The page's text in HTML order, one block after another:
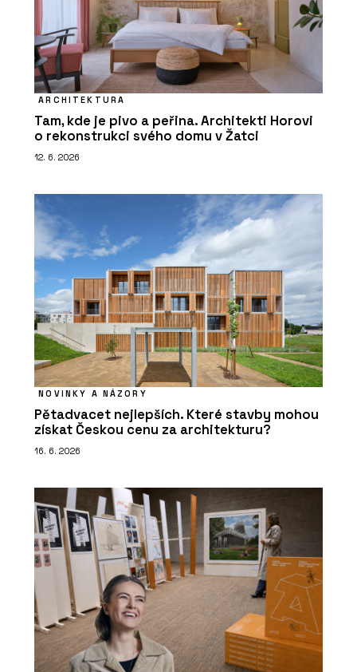
ARCHITEKTURA
Tam, kde je pivo a peřina. Architekti Horovi
o rekonstrukci svého domu v Žatci
12. 6. 2026
NOVINKY A NÁZORY
Pětadvacet nejlepších. Které stavby mohou
získat Českou cenu za architekturu?
16. 6. 2026